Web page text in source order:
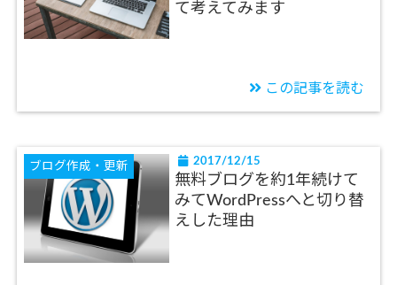
て考えてみます
この記事を読む
ブログ作成・更新 2017/12/15
無料ブログを約1年続けて
みてWordPressへと切り替
えした理由